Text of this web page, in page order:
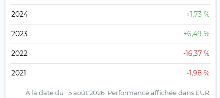
2024 +1,73 %
2023 +6,49 %
2022 -16,37 %
2021 -1,98 %
À la date du : 5 août 2026. Performance affichée dans EUR.